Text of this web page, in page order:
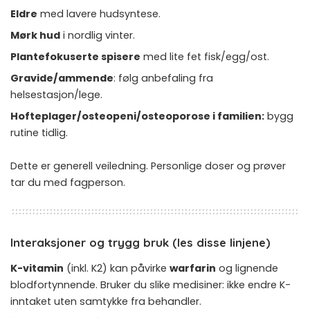
Eldre med lavere hudsyntese.
Mørk hud i nordlig vinter.
Plantefokuserte spisere med lite fet fisk/egg/ost.
Gravide/ammende: følg anbefaling fra
helsestasjon/lege.
Hofteplager/osteopeni/osteoporose i familien: bygg
rutine tidlig.
Dette er generell veiledning. Personlige doser og prøver
tar du med fagperson.
Interaksjoner og trygg bruk (les disse linjene)
K-vitamin (inkl. K2) kan påvirke warfarin og lignende
blodfortynnende. Bruker du slike medisiner: ikke endre K-
inntaket uten samtykke fra behandler.